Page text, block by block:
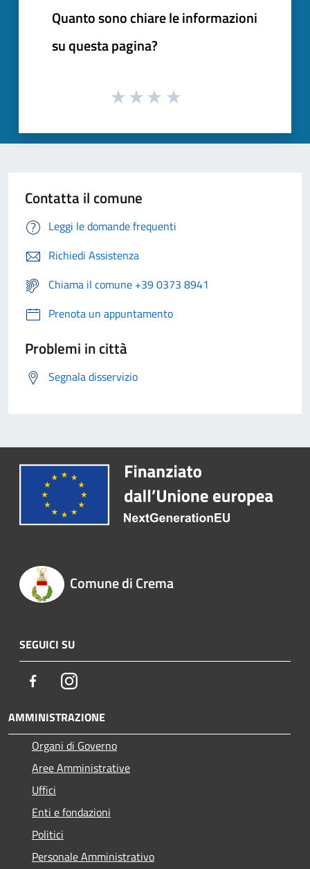
Quanto sono chiare le informazioni
su questa pagina?
Contatta il comune
Leggi le domande frequenti
Richiedi Assistenza
Chiama il comune +39 0373 8941
Prenota un appuntamento
Problemi in città
Segnala disservizio
Comune di Crema
SEGUICI SU
FacebookInstagram
AMMINISTRAZIONE
Organi di Governo
Aree Amministrative
Uffici
Enti e fondazioni
Politici
Personale Amministrativo